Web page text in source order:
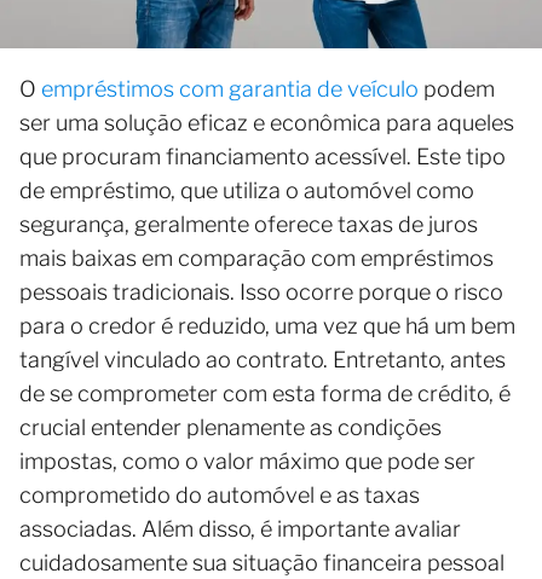
O empréstimos com garantia de veículo podem
ser uma solução eficaz e econômica para aqueles
que procuram financiamento acessível. Este tipo
de empréstimo, que utiliza o automóvel como
segurança, geralmente oferece taxas de juros
mais baixas em comparação com empréstimos
pessoais tradicionais. Isso ocorre porque o risco
para o credor é reduzido, uma vez que há um bem
tangível vinculado ao contrato. Entretanto, antes
de se comprometer com esta forma de crédito, é
crucial entender plenamente as condições
impostas, como o valor máximo que pode ser
comprometido do automóvel e as taxas
associadas. Além disso, é importante avaliar
cuidadosamente sua situação financeira pessoal